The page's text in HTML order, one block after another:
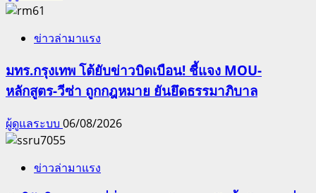
ข่าวล่ามาแรง
มทร.กรุงเทพ โต้ยับข่าวบิดเบือน! ชี้แจง MOU-
หลักสูตร-วีซ่า ถูกกฎหมาย ยันยึดธรรมาภิบาล
ผู้ดูแลระบบ 06/08/2026
ข่าวล่ามาแรง